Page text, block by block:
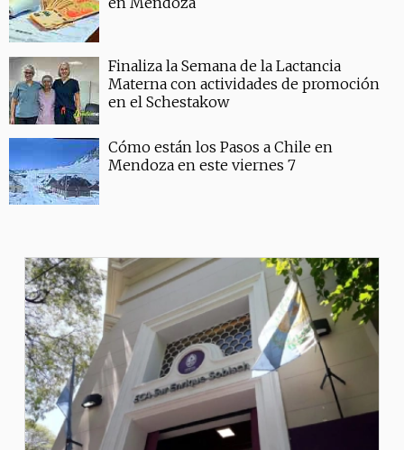
Finaliza la Semana de la Lactancia
Materna con actividades de promoción
en el Schestakow
Cómo están los Pasos a Chile en
Mendoza en este viernes 7